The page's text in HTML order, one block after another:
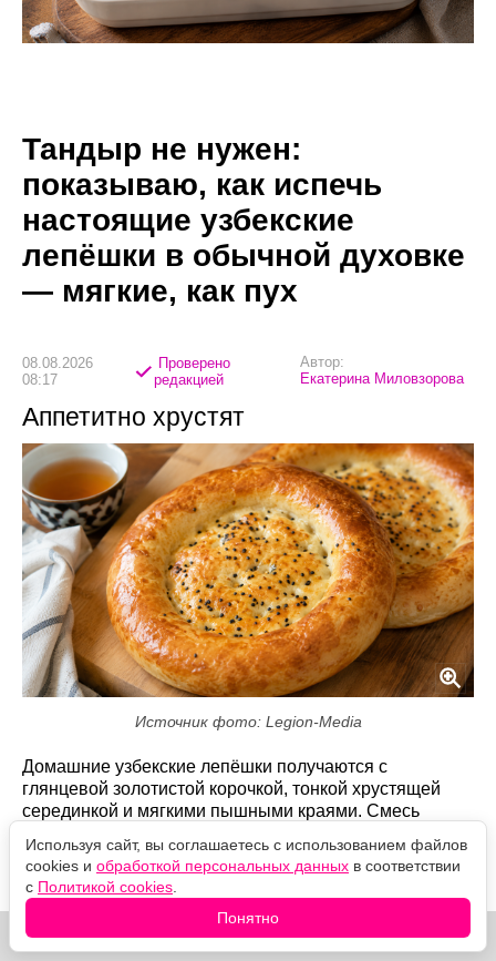
Тандыр не нужен:
показываю, как испечь
настоящие узбекские
лепёшки в обычной духовке
— мягкие, как пух
08.08.2026
08:17
Проверено
редакцией
Автор:
Екатерина Миловзорова
Аппетитно хрустят
Источник фото: Legion-Media
Домашние узбекские лепёшки получаются с
глянцевой золотистой корочкой, тонкой хрустящей
серединкой и мягкими пышными краями. Смесь
а выпечка на раскалённом противне помогает
приблизить результат к тандырному.
Используя сайт, вы соглашаетесь с использованием файлов
cookies и обработкой персональных данных в соответствии
с Политикой cookies
Понятно